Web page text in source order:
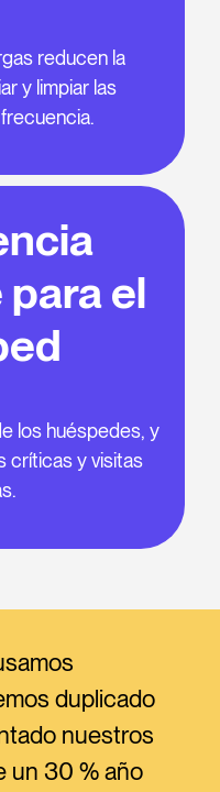
reducen la
y limpiar las
el
los huéspedes, y
críticas y visitas
duplicado
nuestros
un 30 % año